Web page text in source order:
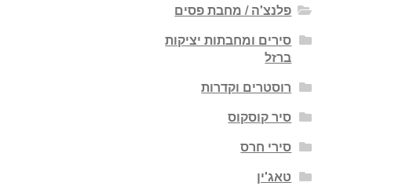
פלנצ'ה / מחבת פסים
סירים ומחבתות יציקות
ברזל
רוסטרים וקדרות
סיר קוסקוס
סירי חרס
טאג'ין